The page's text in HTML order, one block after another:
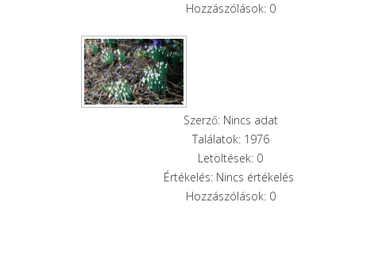
Hozzászólások: 0
Szerző: Nincs adat
Találatok: 1976
Letöltések: 0
Értékelés: Nincs értékelés
Hozzászólások: 0